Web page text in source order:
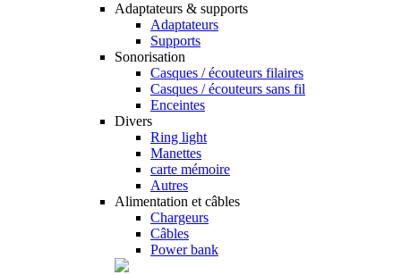
Adaptateurs & supports
Adaptateurs
Supports
Sonorisation
Casques / écouteurs filaires
Casques / écouteurs sans fil
Enceintes
Divers
Ring light
Manettes
carte mémoire
Autres
Alimentation et câbles
Chargeurs
Câbles
Power bank